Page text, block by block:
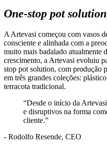
One-stop pot solution
A Artevasi começou com vasos
consciente e alinhada com a
muito mais badalado atualmente
crescimento, a Artevasi evoluiu
stop pot solution, com produção
em três grandes coleções:
terracota tradicional.
“Desde o início da
e disruptivos na forma
cliente.”
- Rodolfo Resende, CEO